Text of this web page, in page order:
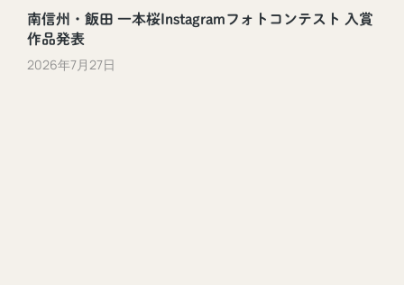
南信州・飯田 一本桜Instagramフォトコンテスト 入賞
作品発表
2026年7月27日